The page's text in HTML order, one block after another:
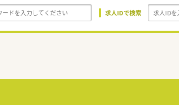
求人IDで検索